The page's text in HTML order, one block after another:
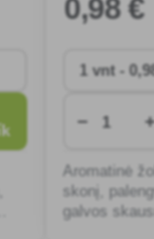
0,98 €
− +
Aromatinė
skonį,
galvos